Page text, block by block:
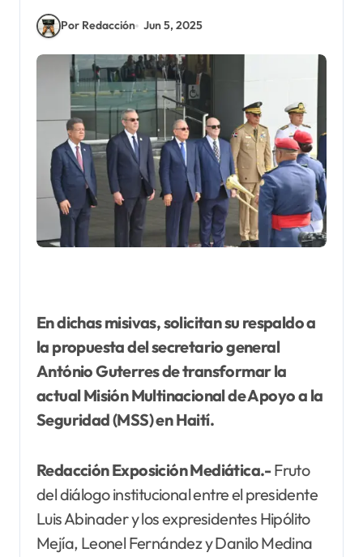
Por Redacción Jun 5, 2025
En dichas misivas, solicitan su respaldo a
la propuesta del secretario general
António Guterres de transformar la
actual Misión Multinacional de Apoyo a la
Seguridad (MSS) en Haití.
Redacción Exposición Mediática.-Fruto
del diálogo institucional entre el presidente
Luis Abinader y los expresidentes Hipólito
Mejía, Leonel Fernández y Danilo Medina